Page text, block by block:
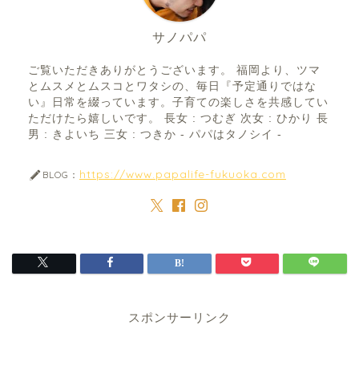
サノパパ
ご覧いただきありがとうございます。 福岡より、ツマ
とムスメとムスコとワタシの、毎日『予定通りではな
い』日常を綴っています。子育ての楽しさを共感してい
ただけたら嬉しいです。 長女 : つむぎ 次女 : ひかり 長
男 : きよいち 三女 : つきか - パパはタノシイ -
BLOG： https://www.papalife-fukuoka.com
スポンサーリンク